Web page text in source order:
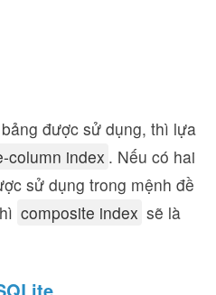
được sử dụng, thì lựa
column index . Nếu có hai
sử dụng trong mệnh đề
composite index sẽ là